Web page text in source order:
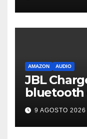
AMAZON AUDIO
JBL
bluetooth
Amazon
9 AGOSTO 2026